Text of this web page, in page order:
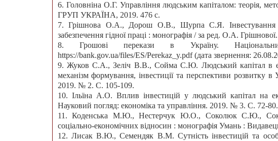
6. Головніна О.Г. Управління людським капіталом: теорія,
ГРУП УКРАЇНА, 2019. 476 с.
7. Грішнова О.А., Дорош О.В., Шурпа С.Я. Інвестування
забезпечення гідної праці : монографія / за ред. О.А.
8. Грошові перекази в Україну.
https://bank.gov.ua/files/ES/Perekaz_y.pdf (дата звернення:
9. Жуков С.А., Зеліч В.В., Сойма С.Ю. Людський капітал в
механізм формування, інвестиції та перспективи розвитку в
2019. № 2. С. 105-109.
10. Ільїна А.О. Вплив інвестицій у людський капітал на
Науковий погляд: економіка та управління. 2019. № 3. С. 72-80.
11. Коденська М.Ю., Нестерчук Ю.О., Соколюк С.Ю.,
соціально-економічних відносин : монографія Умань :
12. Лисак В.Ю., Семендяк В.М. Сутність інвестицій та